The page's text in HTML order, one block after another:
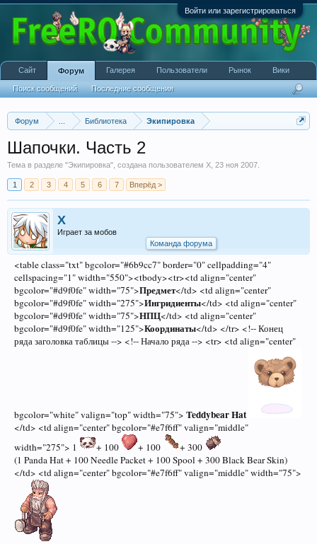
Войти или зарегистрироваться
Форум Библиотека Экипировка
Шапочки. Часть 2
Тема в разделе "Экипировка", создана пользователем X 23 ноя 2007
1 2 3 4 5 6 7 Вперёд >
X
Играет за мобов
Команда форума
<table class="txt" bgcolor="#6b9cc7" border="0" cellpadding="4"
cellspacing="1" width="550"><tbody><tr><td align="center"
bgcolor="#d9f0fe" width="75">Предмет</td> <td align="center"
bgcolor="#d9f0fe" width="275">Ингридиенты</td> <td align="center"
bgcolor="#d9f0fe" width="75">НПЦ</td> <td align="center"
bgcolor="#d9f0fe" width="125">Координаты</td> </tr> <!-- Конец
ряда заголовка таблицы --> <!-- Начало ряда --> <tr> <td align="center"
bgcolor="white" valign="top" width="75"> Teddybear Hat
</td> <td align="center" bgcolor="#e7f6ff" valign="middle"
width="275"> 1
+ 100 + 100
+ 300
(1 Panda Hat + 100 Needle Packet + 100 Spool + 300 Black Bear Skin)
</td> <td align="center" bgcolor="#e7f6ff" valign="middle" width="75">
Сайт Форум
Поиск сообщений Последние сообщения
Галерея Пользователи Рынок Вики